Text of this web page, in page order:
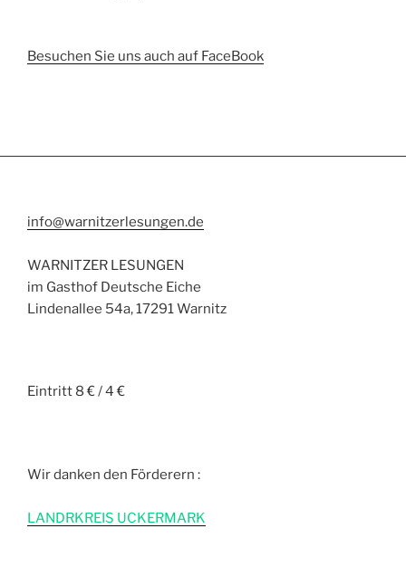
Besuchen Sie uns auch auf FaceBook
info@warnitzerlesungen.de
WARNITZER LESUNGEN
im Gasthof Deutsche Eiche
Lindenallee 54a, 17291 Warnitz
Eintritt 8 € / 4 €
Wir danken den Förderern :
LANDRKREIS UCKERMARK